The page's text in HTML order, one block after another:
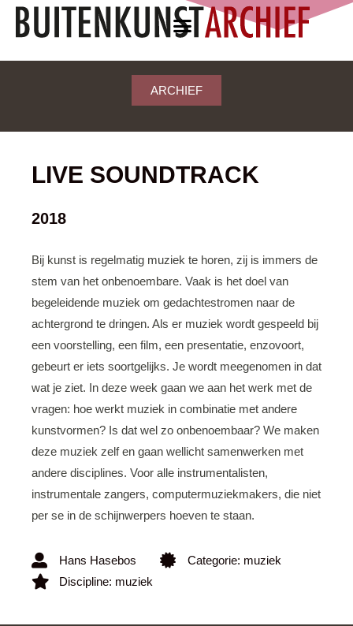
ARCHIEF
LIVE SOUNDTRACK
2018
Bij kunst is regelmatig muziek te horen, zij is immers de
stem van het onbenoembare. Vaak is het doel van
begeleidende muziek om gedachtestromen naar de
achtergrond te dringen. Als er muziek wordt gespeeld bij
een voorstelling, een film, een presentatie, enzovoort,
gebeurt er iets soortgelijks. Je wordt meegenomen in dat
wat je ziet. In deze week gaan we aan het werk met de
vragen: hoe werkt muziek in combinatie met andere
kunstvormen? Is dat wel zo onbenoembaar? We maken
deze muziek zelf en gaan wellicht samenwerken met
andere disciplines. Voor alle instrumentalisten,
instrumentale zangers, computermuziekmakers, die niet
per se in de schijnwerpers hoeven te staan.
Hans Hasebos Categorie: muziek
Discipline: muziek